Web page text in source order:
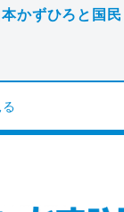
かずひろと国民